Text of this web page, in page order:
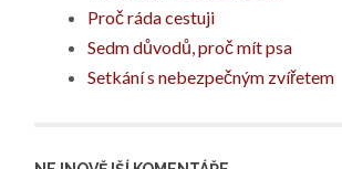
Proč ráda cestuji
Sedm důvodů, proč mít psa
Setkání s nebezpečným zvířetem